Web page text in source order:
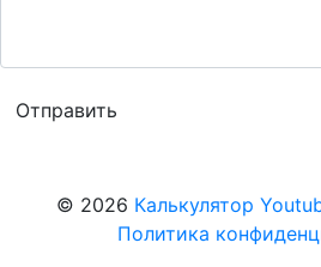
© 2026 Калькулятор
Политика